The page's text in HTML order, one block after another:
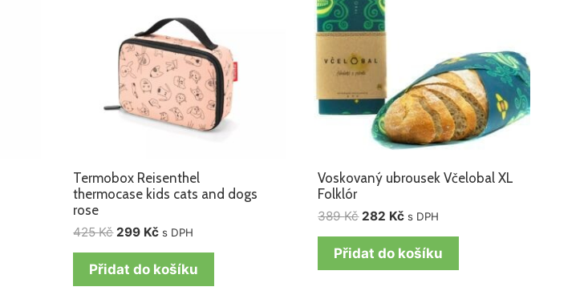
Termobox Reisenthel
thermocase kids cats and dogs
rose
425Kč 299 Kč s DPH
Přidat do košíku
Voskovaný ubrousek Včelobal XL
Folklór
389Kč 282 Kč s DPH
Přidat do košíku